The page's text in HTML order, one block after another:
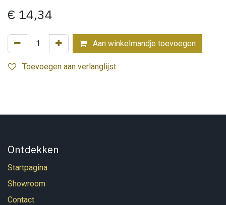
€ 14,34
Aan winkelmandje toevoegen
Toevoegen aan verlanglijst
Ontdekken
Startpagina
Showroom
Contact